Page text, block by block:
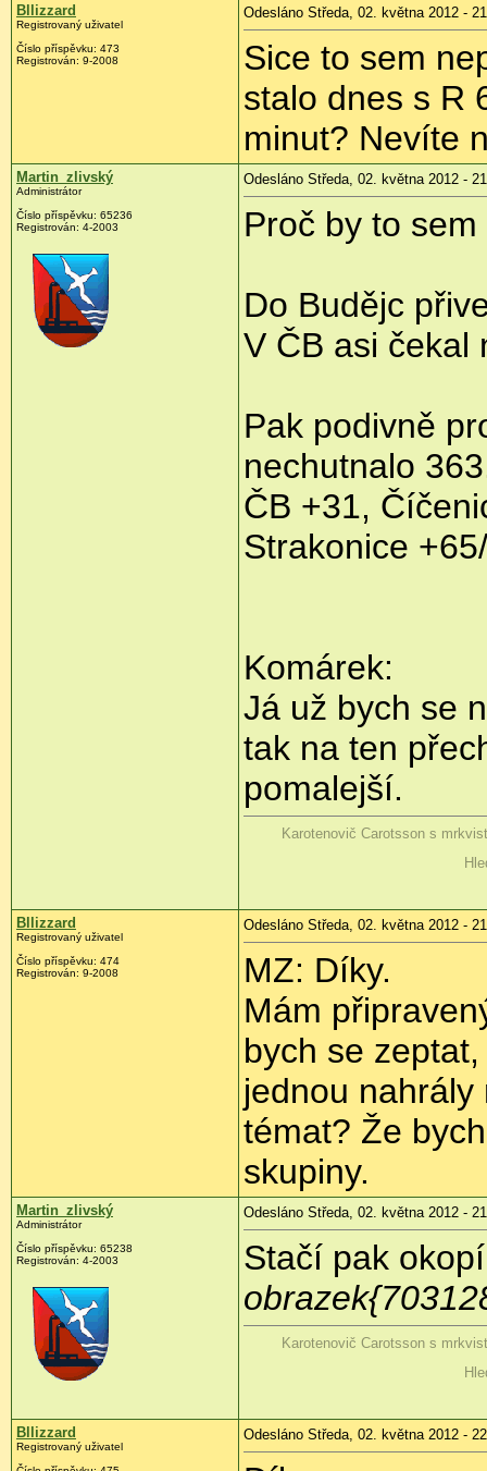
Bllizzard
Registrovaný uživatel
Číslo příspěvku: 473
Registrován: 9-2008
Odesláno Středa, 02. května 2012 -
Sice to sem
stalo dnes s R
minut? Nevíte
Martin_zlivský
Administrátor
Číslo příspěvku: 65236
Registrován: 4-2003
Odesláno Středa, 02. května 2012 -
Proč by to
Do Budějc
V ČB asi čekal
Pak podivně
nechutnalo
ČB +31,
Strakonice
Komárek:
Já už bych se
tak na ten
pomalejší.
Karotenovič Carotsson s
Bllizzard
Registrovaný uživatel
Číslo příspěvku: 474
Registrován: 9-2008
Odesláno Středa, 02. května 2012 -
MZ: Díky.
Mám
bych se
jednou
témat? Že
skupiny.
Martin_zlivský
Administrátor
Číslo příspěvku: 65238
Registrován: 4-2003
Odesláno Středa, 02. května 2012 -
Stačí pak
Karotenovič Carotsson s
Bllizzard
Registrovaný uživatel
Odesláno Středa, 02. května 2012 -